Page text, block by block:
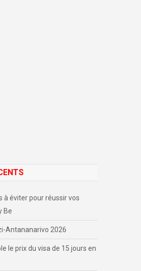
à éviter pour réussir vos
Be
Antananarivo 2026
le prix du visa de 15 jours en